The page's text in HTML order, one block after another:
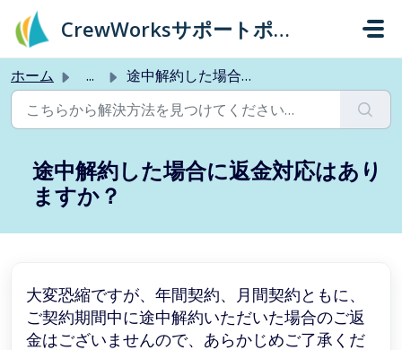
メインコンテンツに移動
CrewWorksサポートポータル
ホーム ... 途中解約した場合に返金対応はありますか？
途中解約した場合に返金対応はあり
ますか？
大変恐縮ですが、年間契約、月間契約ともに、
ご契約期間中に途中解約いただいた場合のご返
金はございませんので、あらかじめご了承くだ